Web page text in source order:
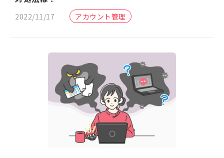
2022/11/17 アカウント管理